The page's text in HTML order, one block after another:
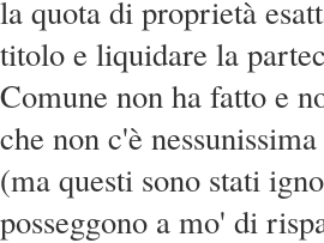
la quota di proprietà
titolo e liquidare la
Comune non ha fatto e
che non c'è
(ma questi sono stati
posseggono a mo' di